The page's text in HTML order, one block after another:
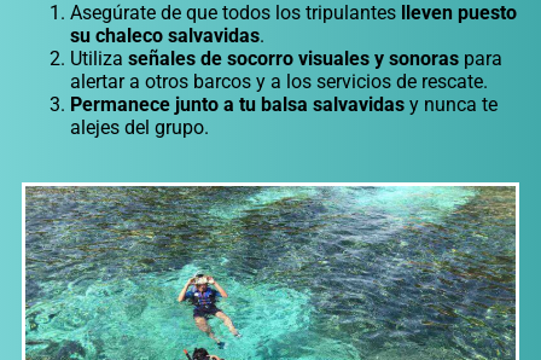
Asegúrate de que todos los tripulantes
lleven puesto
su chaleco salvavidas.
Utiliza señales de socorro visuales y sonoras para
alertar a otros barcos y a los servicios de rescate.
Permanece junto a tu balsa salvavidas y nunca te
alejes del grupo.